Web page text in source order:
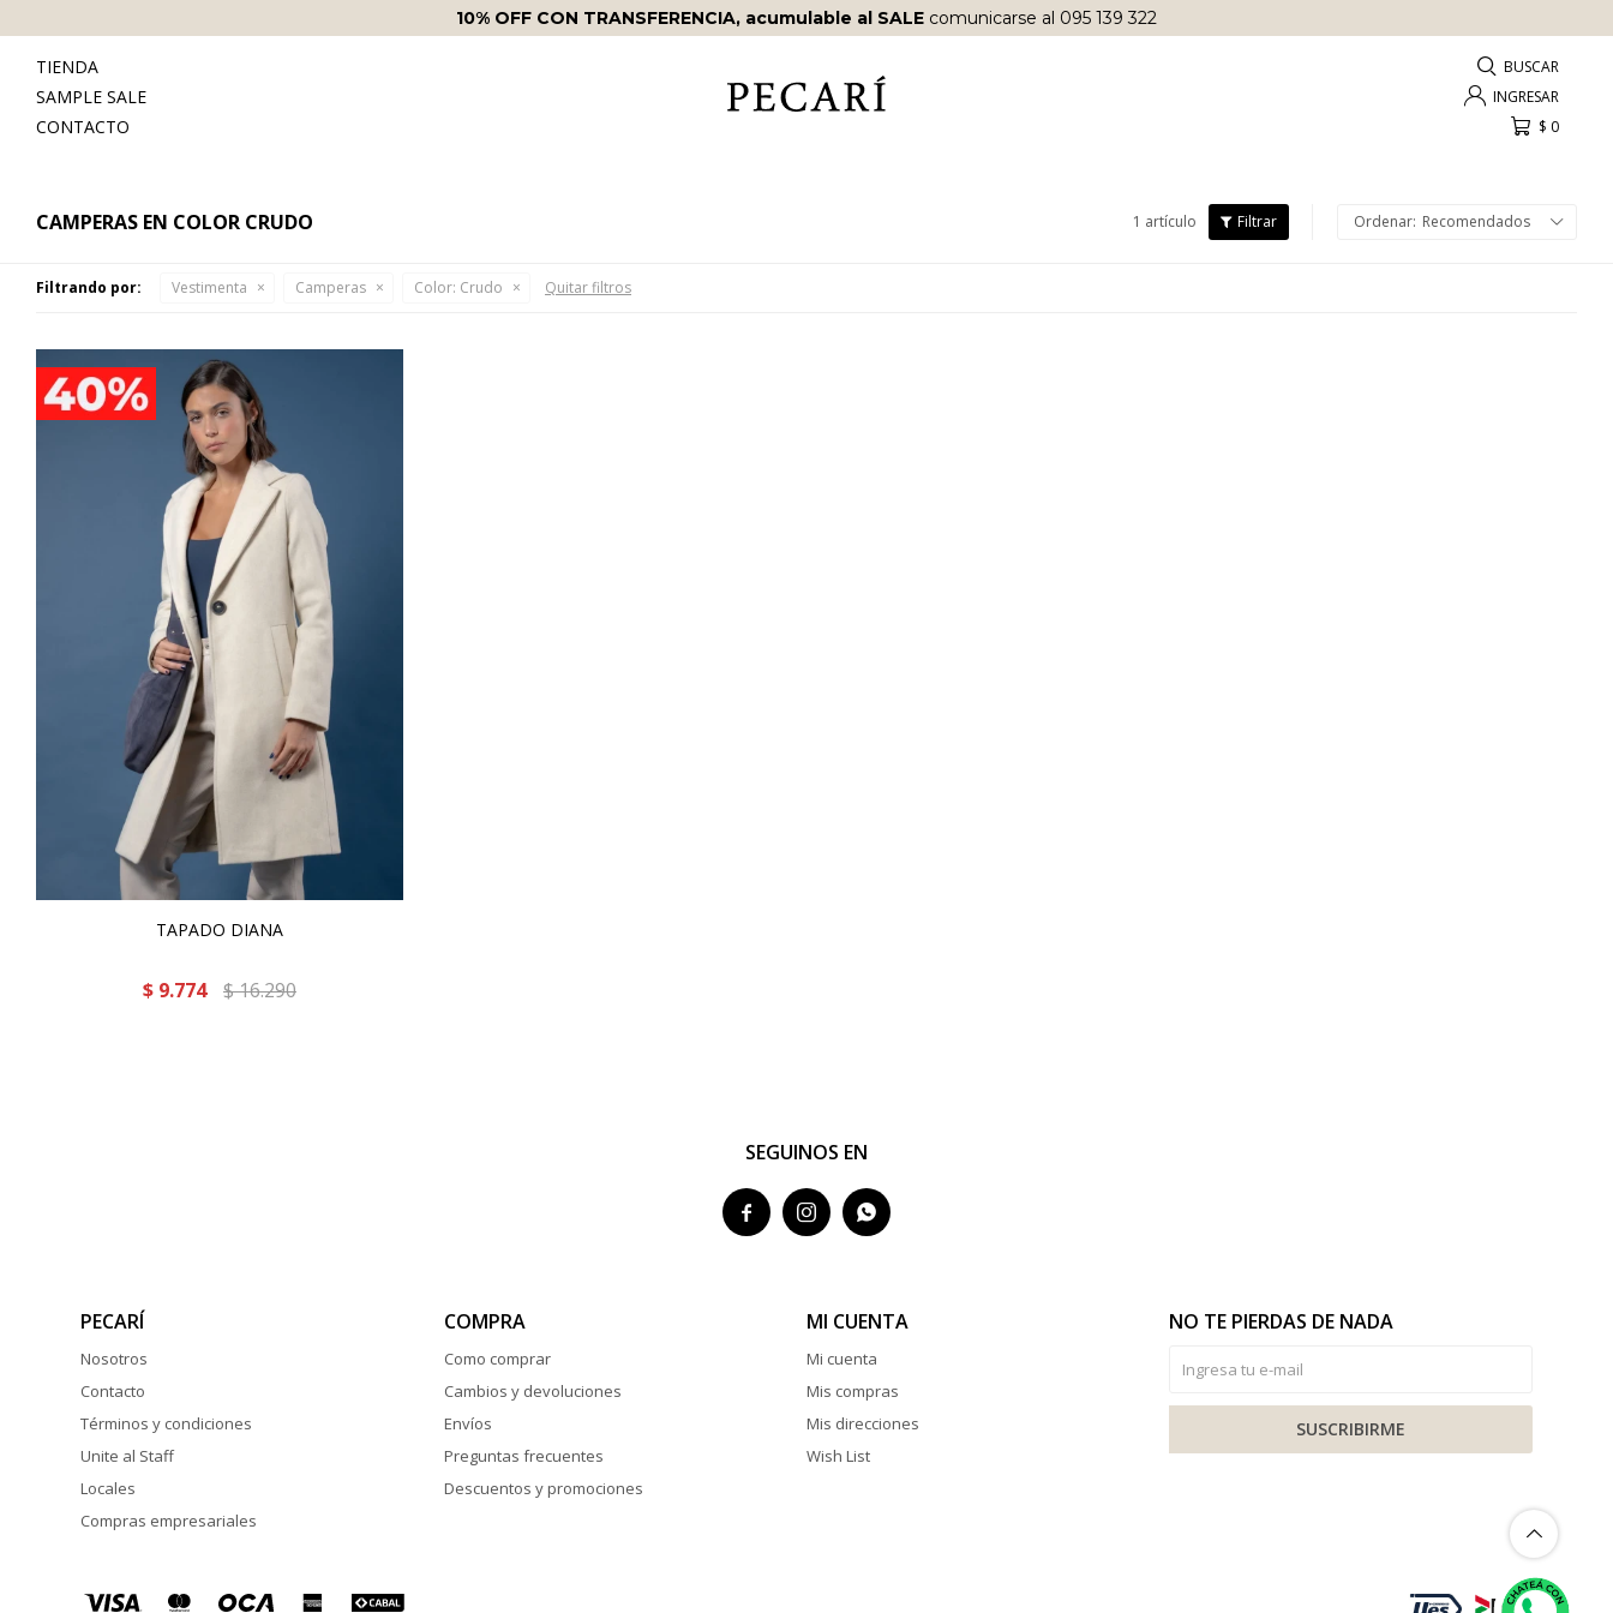
10% OFF CON TRANSFERENCIA, acumulable al SALE comunicarse al 095 139 322
TIENDA
SAMPLE SALE
CONTACTO
$ 0
CAMPERAS EN COLOR CRUDO 1 artículo Recomendados
Filtrando por: Vestimenta Camperas Color: Crudo Quitar filtros
TAPADO DIANA
$ 9.774 $16.290
SEGUINOS EN
  
PECARÍ
Nosotros
Contacto
Términos y condiciones
Unite al Staff
Locales
Compras empresariales
COMPRA
Como comprar
Cambios y devoluciones
Envíos
Preguntas frecuentes
Descuentos y promociones
MI CUENTA
Mi cuenta
Mis compras
Mis direcciones
Wish List
NO TE PIERDAS DE NADA
SUSCRIBIRME